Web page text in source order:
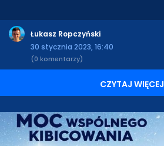
Łukasz Ropczyński
30 stycznia 2023, 16:40
(0 komentarzy)
CZYTAJ WIĘCEJ